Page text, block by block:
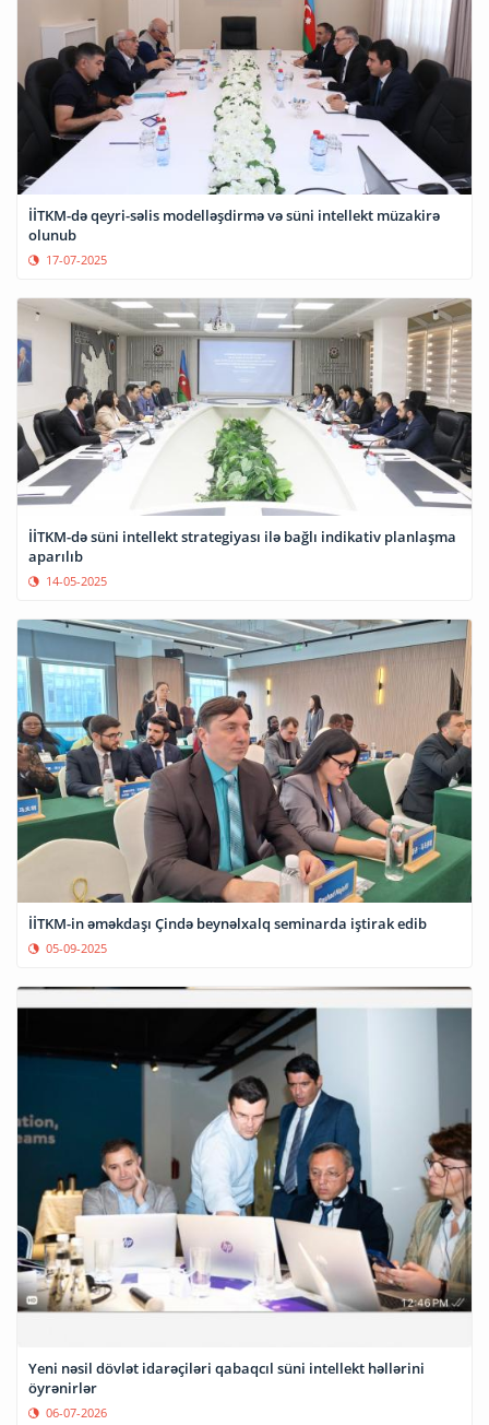
İİTKM-də qeyri-səlis modelləşdirmə və süni intellekt müzakirə
olunub
17-07-2025
İİTKM-də süni intellekt strategiyası ilə bağlı indikativ planlaşma
aparılıb
14-05-2025
İİTKM-in əməkdaşı Çində beynəlxalq seminarda iştirak edib
05-09-2025
Yeni nəsil dövlət idarəçiləri qabaqcıl süni intellekt həllərini
öyrənirlər
06-07-2026